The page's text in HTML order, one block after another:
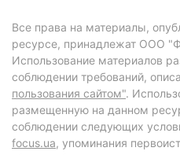
Все права на материалы,
ресурсе, принадлежат ООО
Использование материалов
соблюдении требований,
пользования сайтом".
размещенную на данном
соблюдении следующих
focus.ua, упоминания